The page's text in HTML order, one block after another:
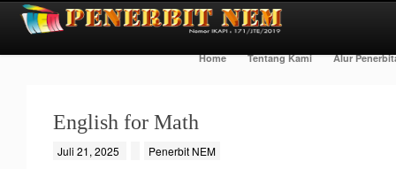
Home Tentang Kami Alur
English for Math
Juli 21, 2025 Penerbit NEM